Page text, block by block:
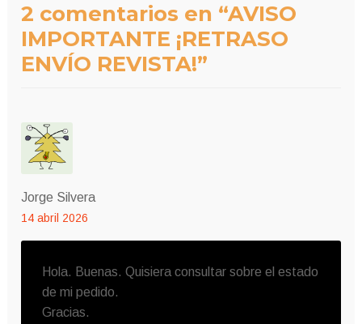
2 comentarios en “AVISO
IMPORTANTE ¡RETRASO
ENVÍO REVISTA!”
Jorge Silvera
14 abril 2026
Hola. Buenas. Quisiera consultar sobre el estado
de mi pedido.
Gracias.